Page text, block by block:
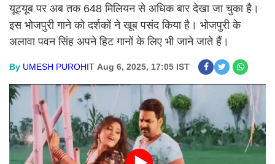
यूट्यूब पर अब तक 648 मिलियन से अधिक बार देखा जा चुका है।
इस भोजपुरी गाने को दर्शकों ने खूब पसंद किया है। भोजपुरी के
अलावा पवन सिंह अपने हिट गानों के लिए भी जाने जाते हैं।
By UMESH PUROHIT Aug 6, 2025, 17:05 IST